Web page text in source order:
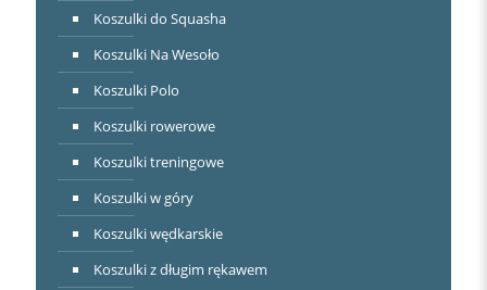
Koszulki do Squasha
Koszulki Na Wesoło
Koszulki Polo
Koszulki rowerowe
Koszulki treningowe
Koszulki w góry
Koszulki wędkarskie
Koszulki z długim rękawem